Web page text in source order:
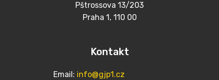
Pštrossova 13/203
Praha 1, 110 00
Kontakt
Email: info@gjp1.cz